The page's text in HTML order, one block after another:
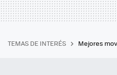
TEMAS DE INTERÉS Mejores